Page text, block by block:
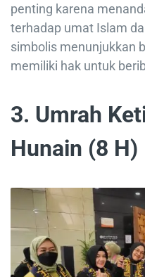
penting karena
terhadap umat Islam
simbolis menunjukkan
memiliki hak untuk
3. Umrah
Hunain (8 H)